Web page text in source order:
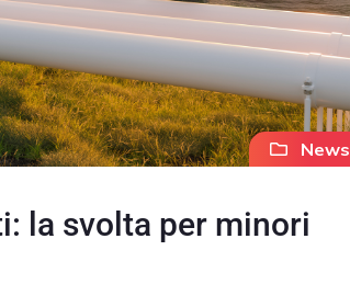
News
la svolta per minori